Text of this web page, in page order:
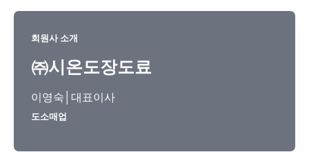
회원사 소개
㈜시온도장도료
이영숙│대표이사
도소매업